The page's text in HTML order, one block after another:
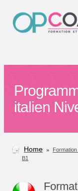
italien
Home »
B1